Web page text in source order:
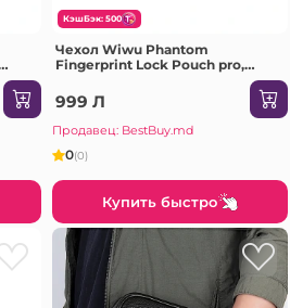
КэшБэк: 500
Чехол Wiwu Phantom
Fingerprint Lock Pouch pro,
999 Л
Продавец: BestBuy.md
0(0)
Купить быстро